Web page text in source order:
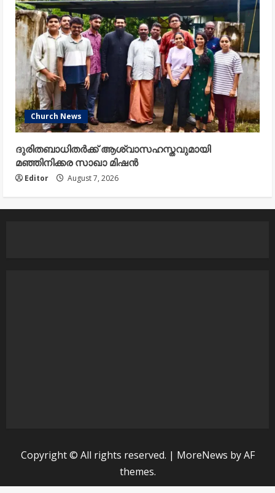
Church News
ദുരിതബാധിതർക്ക് ആശ്വാസഹസ്തവുമായി
മഞ്ഞിനിക്കര സാഖാ മിഷൻ
Editor August 7, 2026
Copyright © All rights reserved. | MoreNews by AF
themes.